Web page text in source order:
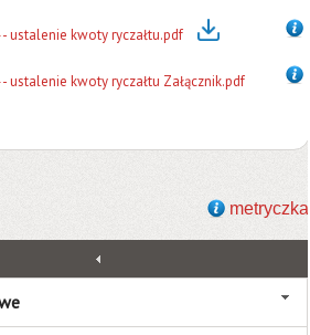
ustalenie kwoty ryczałtu.pdf
ustalenie kwoty ryczałtu Załącznik.pdf
metryczka